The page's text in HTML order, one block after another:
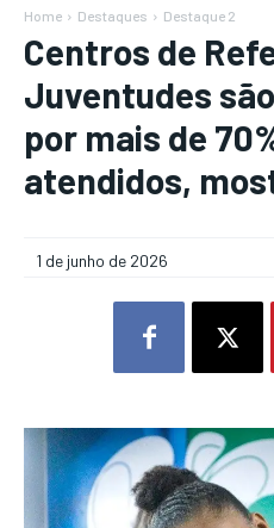
Home Destaques Destaque 2
Centros de
Juventudes
por mais de
atendidos,
1 de junho de 2026